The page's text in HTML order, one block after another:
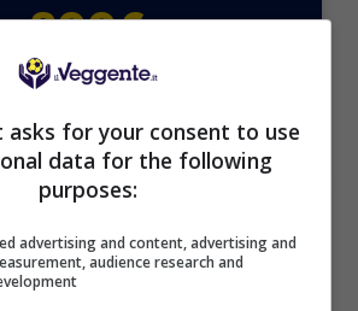
200€
VERIFICA
Mostra Informazioni
asks for your consent to use
data for the following
purposes:
advertising and content, advertising and
audience research and